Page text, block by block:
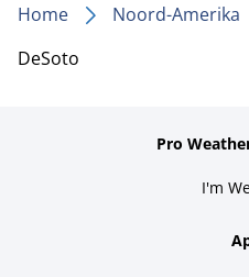
Home Noord-Amerika
DeSoto
Pro
I'm